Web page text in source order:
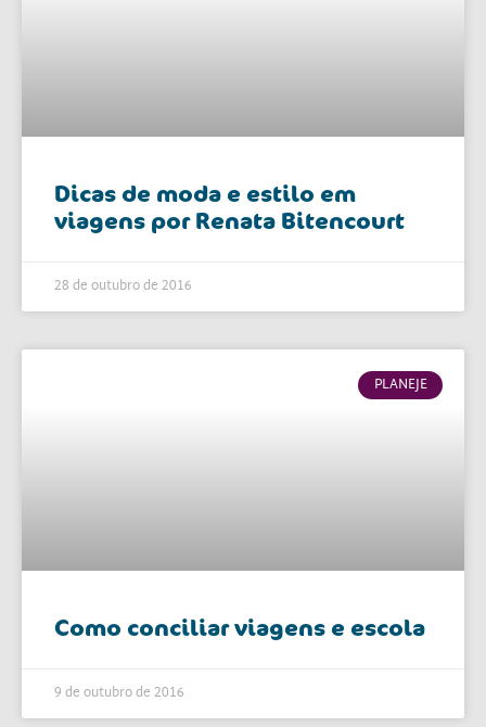
Dicas de moda e estilo em
viagens por Renata Bitencourt
28 de outubro de 2016
PLANEJE
Como conciliar viagens e escola
9 de outubro de 2016